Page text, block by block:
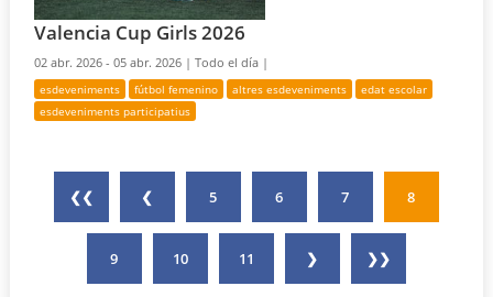
Valencia Cup Girls 2026
02 abr. 2026 - 05 abr. 2026 |Todo el día |
esdeveniments fútbol femenino altres esdeveniments
edat escolar
esdeveniments participatius
❮❮ ❮ 5 6 7 8
9 10 11 ❯ ❯❯